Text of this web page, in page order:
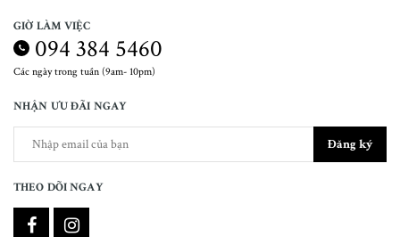
GIỜ LÀM VIỆC
094 384 5460
Các ngày trong tuần (9am- 10pm)
NHẬN ƯU ĐÃI NGAY
Đăng ký
THEO DÕI NGAY